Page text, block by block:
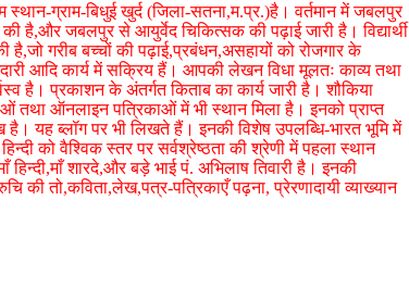
स्थान-ग्राम-बिधुई खुर्द (जिला-सतना,म.प्र.)है। वर्तमान में जबलपुर
है,और जबलपुर से आयुर्वेद चिकित्सक की पढ़ाई जारी है। विद्यार्थी
गरीब बच्चों की पढ़ाई,प्रबंधन,असहायों को रोजगार के
आदि कार्य में सक्रिय हैं। आपकी लेखन विधा मूलतः काव्य तथा
है। प्रकाशन के अंतर्गत किताब का कार्य जारी है। शौकिया
तथा ऑनलाइन पत्रिकाओं में भी स्थान मिला है। इनको प्राप्त
है। यह ब्लॉग पर भी लिखते हैं। इनकी विशेष उपलब्धि-भारत भूमि में
को वैश्विक स्तर पर सर्वश्रेष्ठता की श्रेणी में पहला स्थान
शारदे,और बड़े भाई पं. अभिलाष तिवारी है। इनकी
की तो,कविता,लेख,पत्र-पत्रिकाएँ पढ़ना, प्रेरणादायी व्याख्यान